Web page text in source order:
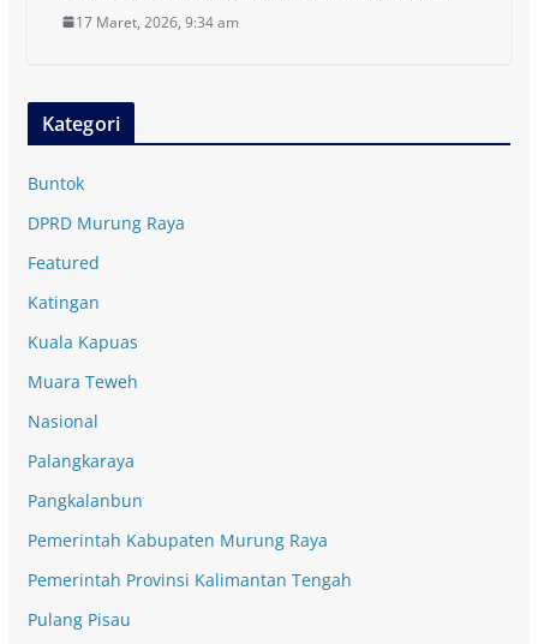
17 Maret, 2026, 9:34 am
Kategori
Buntok
DPRD Murung Raya
Featured
Katingan
Kuala Kapuas
Muara Teweh
Nasional
Palangkaraya
Pangkalanbun
Pemerintah Kabupaten Murung Raya
Pemerintah Provinsi Kalimantan Tengah
Pulang Pisau